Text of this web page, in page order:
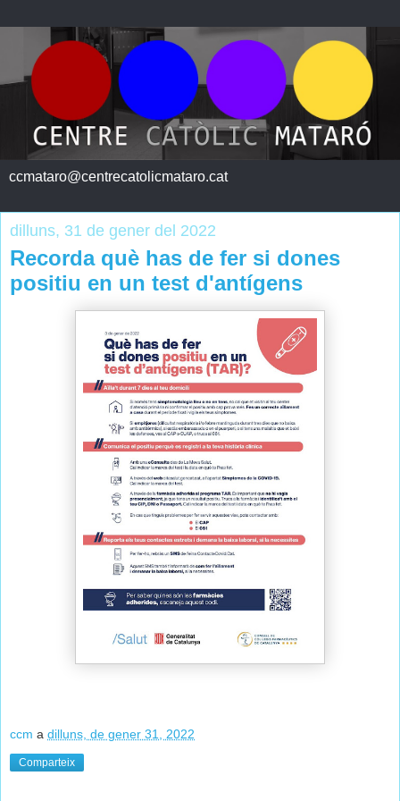
ccmataro@centrecatolicmataro.cat
dilluns, 31 de gener del 2022
Recorda què has de fer si dones
positiu en un test d'antígens
ccm a dilluns, de gener 31, 2022
Comparteix